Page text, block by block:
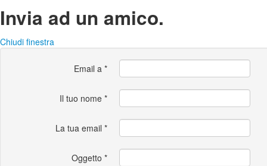
Invia ad un amico.
Chiudi finestra
Email a *
Il tuo nome *
La tua email *
Oggetto *